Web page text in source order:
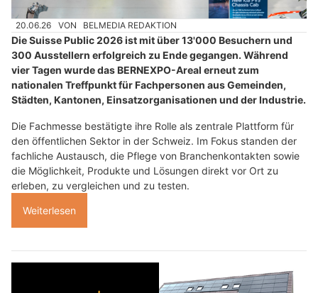
20.06.26 VON BELMEDIA REDAKTION
Die Suisse Public 2026 ist mit über 13'000 Besuchern und
300 Ausstellern erfolgreich zu Ende gegangen. Während
vier Tagen wurde das BERNEXPO-Areal erneut zum
nationalen Treffpunkt für Fachpersonen aus Gemeinden,
Städten, Kantonen, Einsatzorganisationen und der Industrie.
Die Fachmesse bestätigte ihre Rolle als zentrale Plattform für
den öffentlichen Sektor in der Schweiz. Im Fokus standen der
fachliche Austausch, die Pflege von Branchenkontakten sowie
die Möglichkeit, Produkte und Lösungen direkt vor Ort zu
erleben, zu vergleichen und zu testen.
Weiterlesen